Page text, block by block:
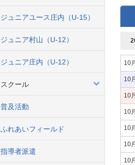
ジュニアユース庄内（U-15）
ジュニア村山（U-12）
ジュニア庄内（U-12）
スクール
普及活動
ふれあいフィールド
指導者派遣
10
10
10
10
10
10
10